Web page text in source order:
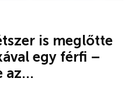
is meglőtte
egy férfi –
az...